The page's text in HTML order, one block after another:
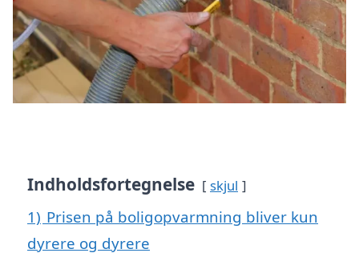
Indholdsfortegnelse skjul
1) Prisen på boligopvarmning bliver kun
dyrere og dyrere